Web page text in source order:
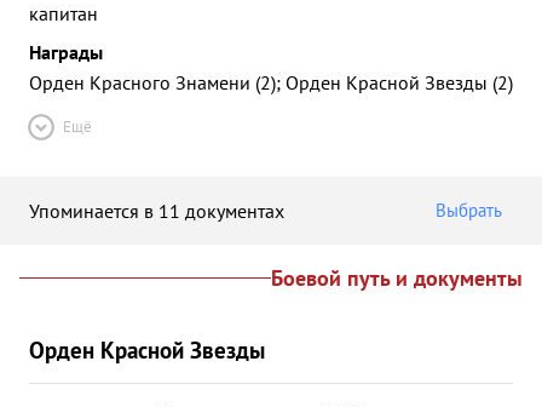
капитан
Награды
Орден Красного Знамени (2); Орден Красной Звезды (2)
Ещё
Упоминается в 11 документах Выбрать
Боевой путь и документы
Орден Красной Звезды